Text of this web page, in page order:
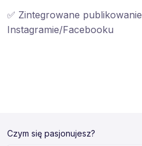
✅ Zintegrowane
Instagramie/Facebooku
Czym się pasjonujesz?